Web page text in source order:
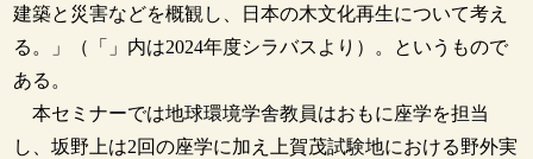
建築と災害などを概観し、日本の木文化再生について考え
る。」（「」内は2024年度シラバスより）。というもので
ある。
本セミナーでは地球環境学舎教員はおもに座学を担当
し、坂野上は2回の座学に加え上賀茂試験地における野外実